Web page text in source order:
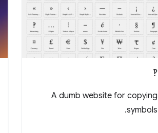
‽
A dumb website for copying
symbols.